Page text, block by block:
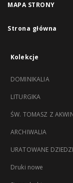
MAPA STRONY
Strona główna
Kolekcje
DOMINIKALIA
LITURGIKA
ŚW. TOMASZ Z
ARCHIWALIA
URATOWANE
Druki nowe